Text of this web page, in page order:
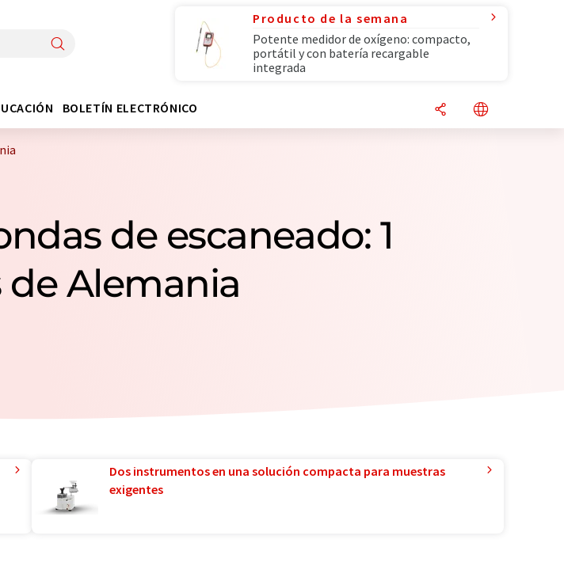
Producto de la semana
Potente medidor de oxígeno: compacto,
portátil y con batería recargable
integrada
BOLETÍN ELECTRÓNICO
de escaneado: 1
de Alemania
Dos instrumentos en una solución compacta para muestras
exigentes